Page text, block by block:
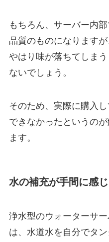
もちろん、サーバー内
品質のものになりますが
やはり味が落ちてしま
ないでしょう。
そのため、実際に購入
できなかったというの
ます。
水の補充が手間に感
浄水型のウォーターサ
は、水道水を自分でタ